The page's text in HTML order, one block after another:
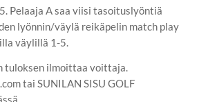
Pelaaja A saa viisi tasoituslyöntiä
lyönnin/väylä reikäpelin match play
väylillä 1-5.
tuloksen ilmoittaa voittaja.
tai SUNILAN SISU GOLF